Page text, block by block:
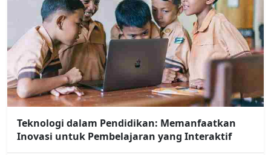
Teknologi dalam Pendidikan: Memanfaatkan
Inovasi untuk Pembelajaran yang Interaktif